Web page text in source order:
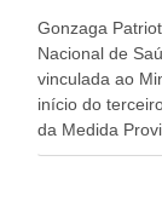
Gonzaga
Nacional de
vinculada ao
início do
da Medida
pelo